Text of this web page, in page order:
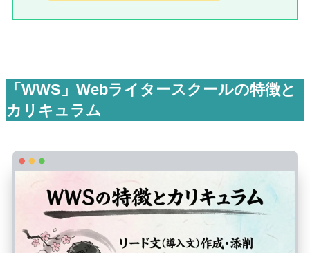
「WWS」Webライタースクールの特徴と
カリキュラム